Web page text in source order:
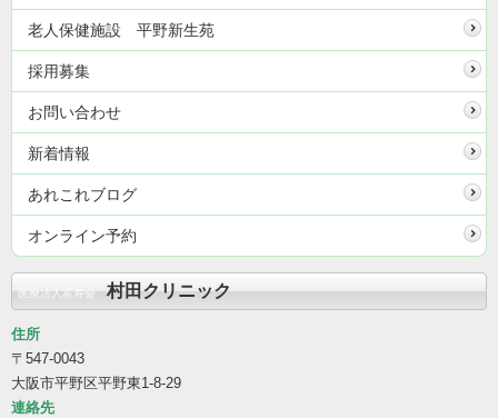
老人保健施設 平野新生苑
採用募集
お問い合わせ
新着情報
あれこれブログ
オンライン予約
医療法人富寿会村田クリニック
住所
〒547-0043
大阪市平野区平野東1-8-29
連絡先